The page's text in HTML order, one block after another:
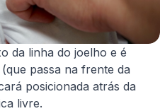
da linha do joelho e é
passa na frente da
posicionada atrás da
livre.